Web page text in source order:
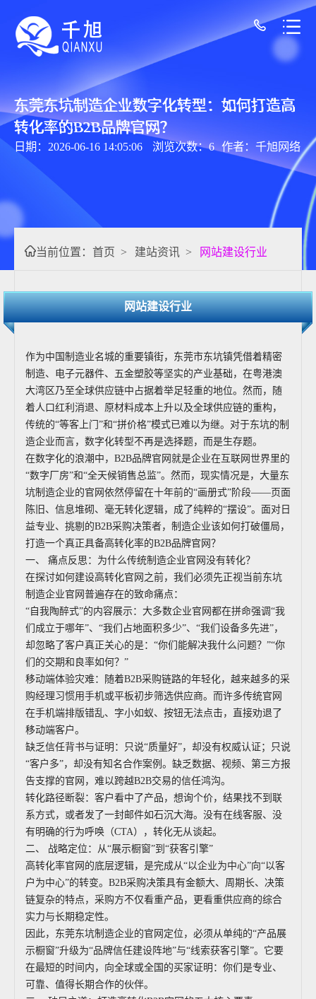
东莞东坑制造企业数字化转型：如何打造高
转化率的B2B品牌官网？
日期：2026-06-16 14:05:06 浏览次数：6 作者：千旭网络
当前位置： 首页 > 建站资讯 > 网站建设行业
网站建设行业
作为中国制造业名城的重要镇街，东莞市东坑镇凭借着精密
制造、电子元器件、五金塑胶等坚实的产业基础，在粤港澳
大湾区乃至全球供应链中占据着举足轻重的地位。然而，随
着人口红利消退、原材料成本上升以及全球供应链的重构，
传统的“等客上门”和“拼价格”模式已难以为继。对于东坑的制
造企业而言，数字化转型不再是选择题，而是生存题。
在数字化的浪潮中，B2B品牌官网就是企业在互联网世界里的
“数字厂房”和“全天候销售总监”。然而，现实情况是，大量东
坑制造企业的官网依然停留在十年前的“画册式”阶段——页面
陈旧、信息堆砌、毫无转化逻辑，成了纯粹的“摆设”。面对日
益专业、挑剔的B2B采购决策者，制造企业该如何打破僵局，
打造一个真正具备高转化率的B2B品牌官网？
一、 痛点反思：为什么传统制造企业官网没有转化？
在探讨如何建设高转化官网之前，我们必须先正视当前东坑
制造企业官网普遍存在的致命痛点：
“自我陶醉式”的内容展示：大多数企业官网都在拼命强调“我
们成立于哪年”、“我们占地面积多少”、“我们设备多先进”，
却忽略了客户真正关心的是：“你们能解决我什么问题？”“你
们的交期和良率如何？”
移动端体验灾难：随着B2B采购链路的年轻化，越来越多的采
购经理习惯用手机或平板初步筛选供应商。而许多传统官网
在手机端排版错乱、字小如蚁、按钮无法点击，直接劝退了
移动端客户。
缺乏信任背书与证明：只说“质量好”，却没有权威认证；只说
“客户多”，却没有知名合作案例。缺乏数据、视频、第三方报
告支撑的官网，难以跨越B2B交易的信任鸿沟。
转化路径断裂：客户看中了产品，想询个价，结果找不到联
系方式，或者发了一封邮件如石沉大海。没有在线客服、没
有明确的行为呼唤（CTA），转化无从谈起。
二、 战略定位：从“展示橱窗”到“获客引擎”
高转化率官网的底层逻辑，是完成从“以企业为中心”向“以客
户为中心”的转变。B2B采购决策具有金额大、周期长、决策
链复杂的特点，采购方不仅看重产品，更看重供应商的综合
实力与长期稳定性。
因此，东莞东坑制造企业的官网定位，必须从单纯的“产品展
示橱窗”升级为“品牌信任建设阵地”与“线索获客引擎”。它要
在最短的时间内，向全球或全国的买家证明：你们是专业、
可靠、值得长期合作的伙伴。